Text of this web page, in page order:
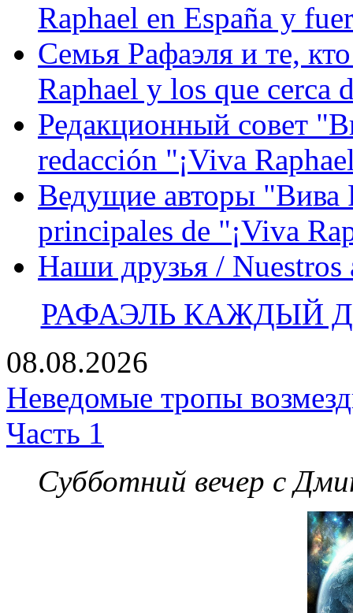
Raphael en España y
Семья Рафаэля и те,
Raphael y los que cerca
Редакционный совет
redacción "¡Viva
Ведущие авторы "Вива
principales de "¡Viva
Наши друзья / Nuestros
РАФАЭЛЬ КАЖДЫЙ
08.08.2026
Неведомые тропы
Часть 1
Субботний вечер с